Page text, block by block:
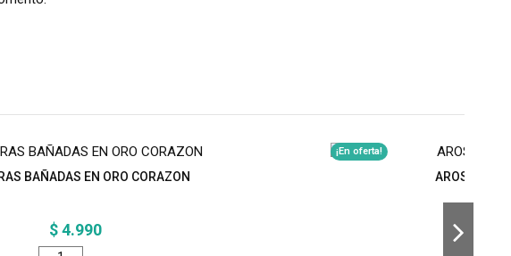
BAÑADAS EN ORO CORAZON
$ 4.990
¡En oferta!
AROS